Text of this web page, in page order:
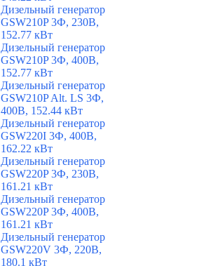
Дизельный генератор
GSW210P 3Ф, 230В,
152.77 кВт
Дизельный генератор
GSW210P 3Ф, 400В,
152.77 кВт
Дизельный генератор
GSW210P Alt. LS 3Ф,
400В, 152.44 кВт
Дизельный генератор
GSW220I 3Ф, 400В,
162.22 кВт
Дизельный генератор
GSW220P 3Ф, 230В,
161.21 кВт
Дизельный генератор
GSW220P 3Ф, 400В,
161.21 кВт
Дизельный генератор
GSW220V 3Ф, 220В,
180.1 кВт